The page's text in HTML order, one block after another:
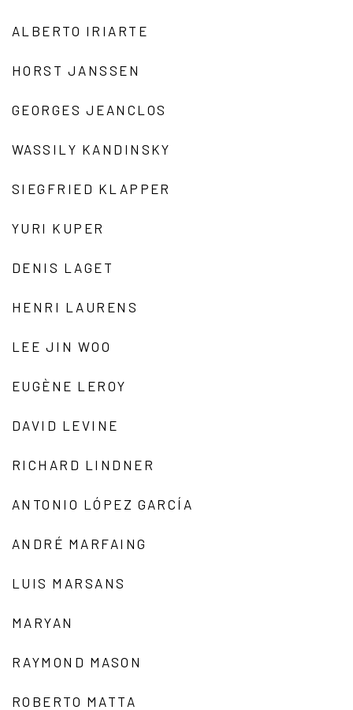
ALBERTO IRIARTE
HORST JANSSEN
GEORGES JEANCLOS
WASSILY KANDINSKY
SIEGFRIED KLAPPER
YURI KUPER
DENIS LAGET
HENRI LAURENS
LEE JIN WOO
EUGÈNE LEROY
DAVID LEVINE
RICHARD LINDNER
ANTONIO LÓPEZ GARCÍA
ANDRÉ MARFAING
LUIS MARSANS
MARYAN
RAYMOND MASON
ROBERTO MATTA